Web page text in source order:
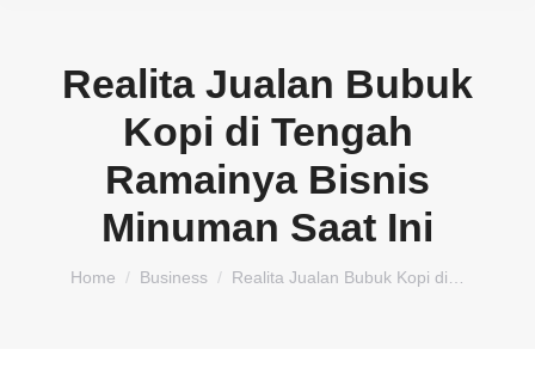
Realita Jualan Bubuk
Kopi di Tengah
Ramainya Bisnis
Minuman Saat Ini
You are here:
Home Business Realita Jualan Bubuk Kopi di…